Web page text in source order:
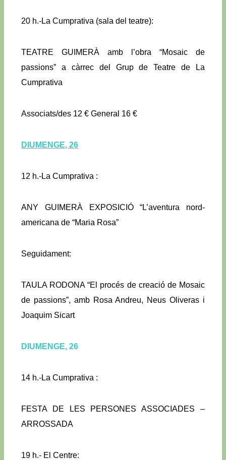
20 h.-La Cumprativa (sala del teatre):
TEATRE GUIMERÀ amb l’obra “Mosaic de
passions” a càrrec del Grup de Teatre de La
Cumprativa
Associats/des 12 € General 16 €
DIUMENGE, 26
12 h.-La Cumprativa :
ANY GUIMERÀ EXPOSICIÓ “L’aventura nord-
americana de “Maria Rosa”
Seguidament:
TAULA RODONA “El procés de creació de Mosaic
de passions”, amb Rosa Andreu, Neus Oliveras i
Joaquim Sicart
DIUMENGE, 26
14 h.-La Cumprativa :
FESTA DE LES PERSONES ASSOCIADES –
ARROSSADA
19 h.- El Centre: